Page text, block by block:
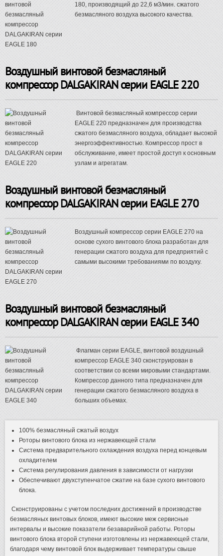
180, производящий до 22,6 м3/мин. сжатого
безмасляного воздуха высокого качества.
Воздушный винтовой безмасляный
компрессор DALGAKIRAN серии EAGLE 220
Винтовой безмасляный компрессор серии
EAGLE 220 предназначен для производства
сжатого безмасляного воздуха, обладает высокой
энергоэффективностью. Компрессор прост в
обслуживание, имеет простой доступ к основным
узлам и агрегатам.
Воздушный винтовой безмасляный
компрессор DALGAKIRAN серии EAGLE 270
Воздушный компрессор серии EAGLE 270 на
основе сухого винтового блока разработан для
генерации сжатого воздуха для предприятий с
самыми высокими требованиями по воздуху.
Воздушный винтовой безмасляный
компрессор DALGAKIRAN серии EAGLE 340
Флагман серии EAGLE, винтовой воздушный
компрессор EAGLE 340 сконструирован в
соответствии со всеми мировыми стандартами.
Компрессор данного типа предназначен для
генерации сжатого безмасляного воздуха в
больших объемах.
100% безмасляный сжатый воздух
Роторы винтового блока из нержавеющей стали
Система предварительного охлаждения воздуха перед концевым
охладителем
Система регулирования давления в зависимости от нагрузки
Обеспечивают двухступенчатое сжатие на базе сухого винтового
блока.
Сконструированы с учетом последних достижений в производстве
безмасляных винтовых блоков, имеют высокие меж сервисные
интервалы и высокие показатели безаварийной работы. Роторы
винтового блока второй ступени изготовлены из нержавеющей стали,
благодаря чему винтовой блок выдерживает температуры свыше